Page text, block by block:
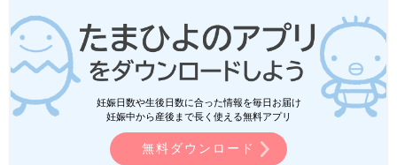
妊娠日数や生後日数に合った情報を毎日お届け
妊娠中から産後まで長く使える無料アプリ
無料ダウンロード